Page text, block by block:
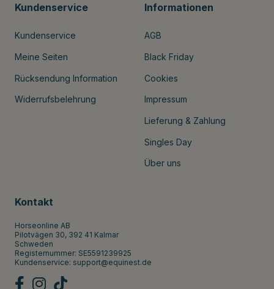
Kundenservice
Kundenservice
Meine Seiten
Rücksendung Information
Widerrufsbelehrung
Informationen
AGB
Black Friday
Cookies
Impressum
Lieferung & Zahlung
Singles Day
Über uns
Kontakt
Horseonline AB
Pilotvägen 30, 392 41 Kalmar
Schweden
Registernummer: SE5591239925
Kundenservice: support@equinest.de